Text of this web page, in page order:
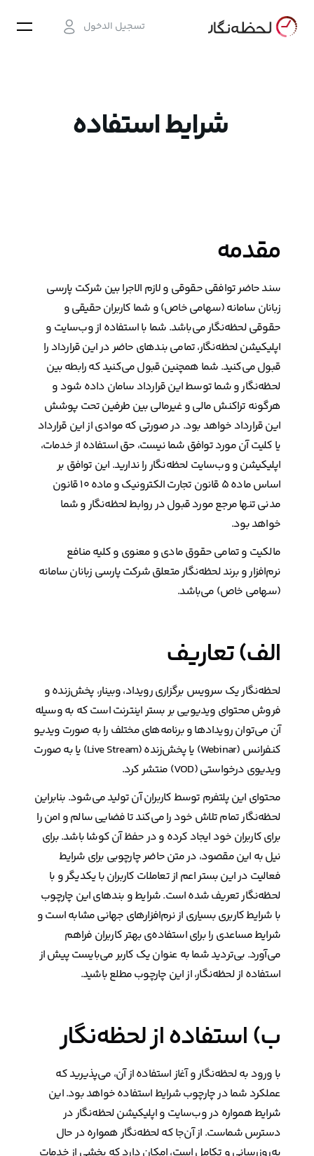
تسجيل الدخول
شرایط استفاده
مقدمه
سند حاضر توافقی حقوقی و لازم الاجرا بین شرکت پارسی
زبانان سامانه (سهامی خاص) و شما کاربران حقیقی و
حقوقی لحظه‌نگار می‌باشد. شما با استفاده از وب‌سایت و
اپلیکیشن لحظه‌نگار، تمامی بندهای حاضر در این قرارداد را
قبول می‌کنید. شما همچنین قبول می‌کنید که رابطه بین
لحظه‌نگار و شما توسط این قرارداد سامان داده شود و
هرگونه تراکنش مالی و غیرمالی بین طرفین تحت پوشش
این قرارداد خواهد بود. در صورتی که موادی از این قرارداد
یا کلیت آن مورد توافق شما نیست، حق استفاده از خدمات،
اپلیکیشن و وب‌سایت لحظه‌نگار را ندارید. این توافق بر
اساس ماده ۵ قانون تجارت الکترونیک و ماده ۱۰ قانون
مدنی تنها مرجع مورد قبول در روابط لحظه‌نگار و شما
خواهد بود.
مالکیت و تمامی حقوق مادی و معنوی و کلیه منافع
نرم‌افزار و برند لحظه‌نگار متعلق شرکت پارسی زبانان سامانه
(سهامی خاص) می‌باشد.
الف) تعاریف
لحظه‌نگار یک سرویس برگزاری رویداد، وبینار، پخش‌زنده و
فروش محتوای ویدیویی بر بستر اینترنت است که به وسیله
آن می‌توان رویدادها و برنامه‌های مختلف را به صورت ویدیو
کنفرانس (Webinar) یا پخش‌زنده (Live Stream) یا به صورت
ویدیوی درخواستی (VOD) منتشر کرد.
محتوای این پلتفرم توسط کاربران آن تولید می‌شود. بنابراین
لحظه‌نگار تمام تلاش خود را می‌کند تا فضایی سالم و امن را
برای کاربران خود ایجاد کرده و در حفظ آن کوشا باشد. برای
نیل به این مقصود، در متن حاضر چارچوبی برای شرایط
فعالیت در این بستر اعم از تعاملات کاربران با یکدیگر و با
لحظه‌نگار تعریف شده است. شرایط و بندهای این چارچوب
با شرایط کاربری بسیاری از نرم‌افزارهای جهانی مشابه است و
شرایط مساعدی را برای استفاده‌ی بهتر کاربران فراهم
می‌آورد. بی‌تردید شما به عنوان یک کاربر می‌بایست پیش از
استفاده از لحظه‌نگار، از این چارچوب مطلع باشید.
ب) استفاده از لحظه‌نگار
با ورود به لحظه‌نگار و آغاز استفاده از آن، می‌پذیرید که
عملکرد شما در چارچوب شرایط استفاده خواهد بود. این
شرایط همواره در وب‌سایت و اپلیکیشن لحظه‌نگار در
دسترس شماست. از آن‌جا که لحظه‌نگار همواره در حال